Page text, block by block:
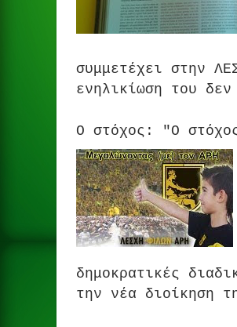
συμμετέχει στην
ενηλικίωση του
Ο στόχος: "Ο
δημοκρατικές
την νέα διοίκηση